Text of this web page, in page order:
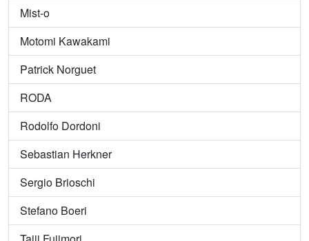
Mist-o
Motomi Kawakami
Patrick Norguet
RODA
Rodolfo Dordoni
Sebastian Herkner
Sergio Brioschi
Stefano Boeri